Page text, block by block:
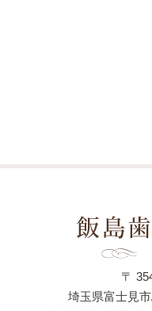
〒
埼玉県富士見